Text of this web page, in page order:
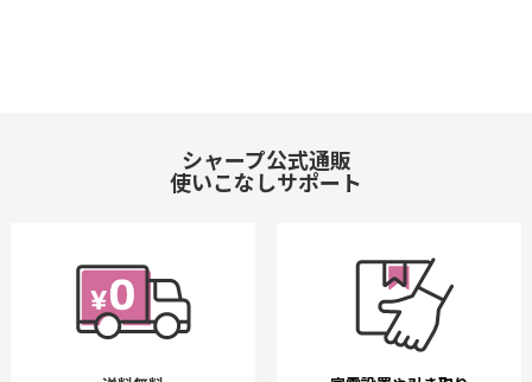
シャープ公式通販
使いこなしサポート